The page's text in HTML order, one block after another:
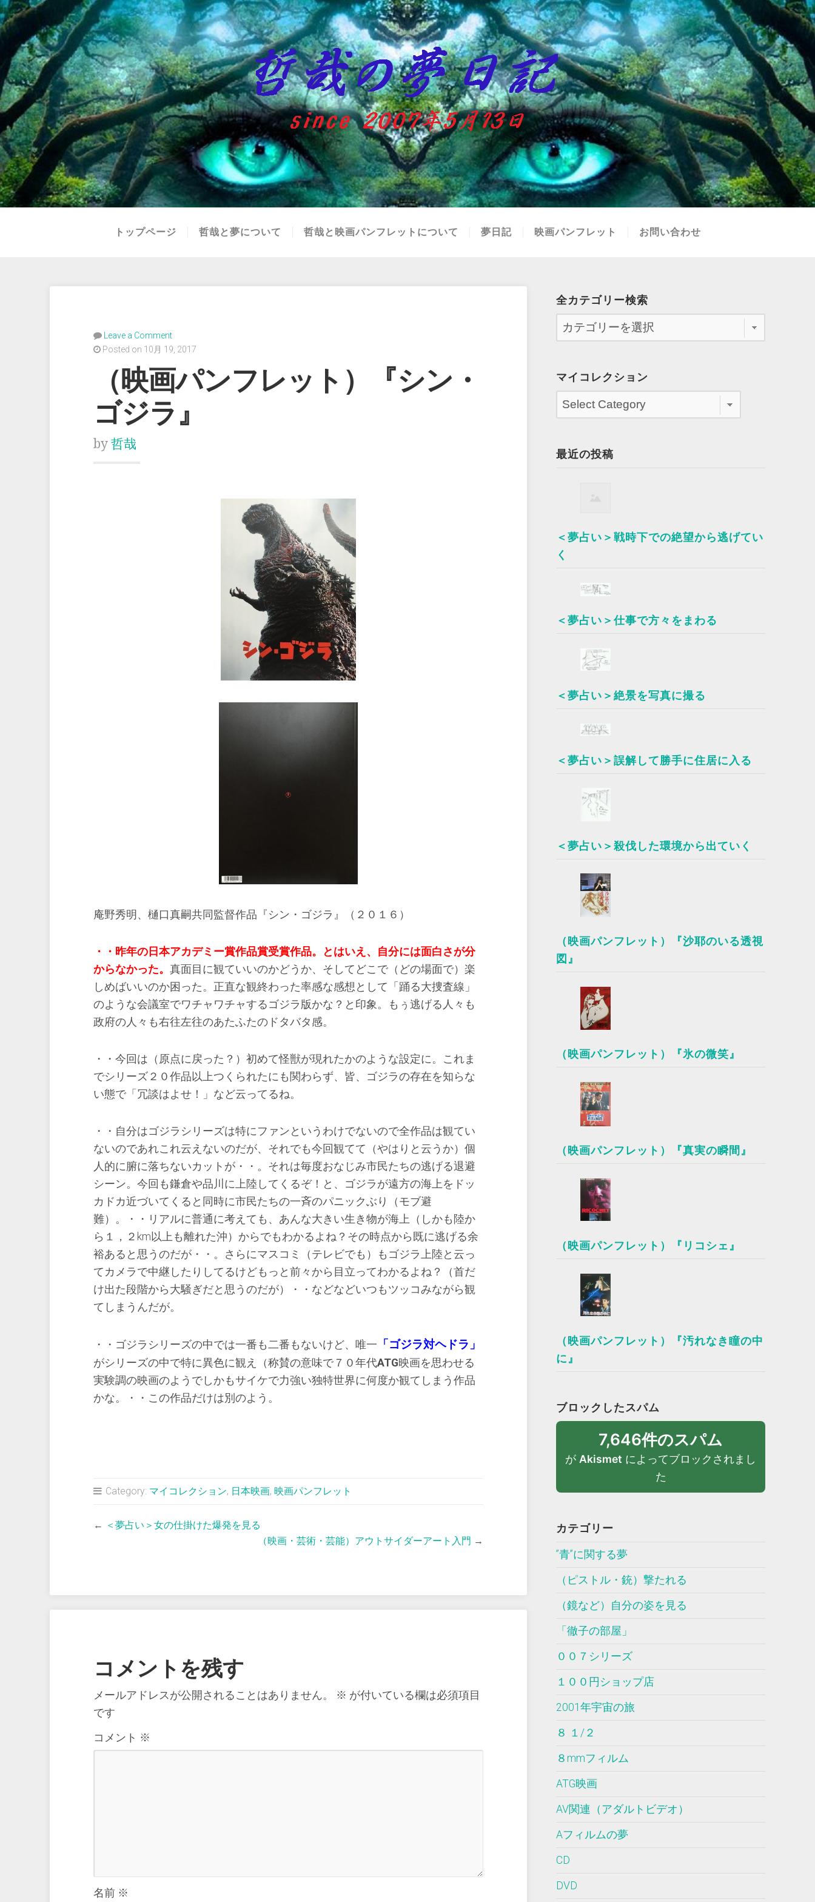
トップページ 哲哉と夢について 哲哉と映画パンフレットについて 夢日記 映画パンフレット お問い合わせ
Leave a Comment
Posted on 10月 19, 2017
（映画パンフレット）『シン・
ゴジラ』
by 哲哉
庵野秀明、樋口真嗣共同監督作品『シン・ゴジラ』（２０１６）
・・昨年の日本アカデミー賞作品賞受賞作品。とはいえ、自分には面白さが分
からなかった。 真面目に観ていいのかどうか、そしてどこで（どの場面で）楽
しめばいいのか困った。正直な観終わった率感な感想として「踊る大捜査線」
のような会議室でワチャワチャするゴジラ版かな？と印象。もぅ逃げる人々も
政府の人々も右往左往のあたふたのドタバタ感。
・・今回は（原点に戻った？）初めて怪獣が現れたかのような設定に。これま
でシリーズ２０作品以上つくられたにも関わらず、皆、ゴジラの存在を知らな
い態で「冗談はよせ！」など云ってるね。
・・自分はゴジラシリーズは特にファンというわけでないので全作品は観てい
ないのであれこれ云えないのだが、それでも今回観てて（やはりと云うか）個
人的に腑に落ちないカットが・・。それは毎度おなじみ市民たちの逃げる退避
シーン。今回も鎌倉や品川に上陸してくるぞ！と、ゴジラが遠方の海上をドッ
カドカ近づいてくると同時に市民たちの一斉のパニックぶり（モブ避
難）。・・リアルに普通に考えても、あんな大きい生き物が海上（しかも陸か
ら１，２km以上も離れた沖）からでもわかるよね？その時点から既に逃げる余
裕あると思うのだが・・。さらにマスコミ（テレビでも）もゴジラ上陸と云っ
てカメラで中継したりしてるけどもっと前々から目立ってわかるよね？（首だ
け出た段階から大騒ぎだと思うのだが）・・などなどいつもツッコみながら観
てしまうんだが。
・・ゴジラシリーズの中では一番も二番もないけど、唯一 「ゴジラ対ヘドラ」
がシリーズの中で特に異色に観え（称賛の意味で７０年代ATG映画を思わせる
実験調の映画のようでしかもサイケで力強い独特世界に何度か観てしまう作品
かな。・・この作品だけは別のよう。
Category: マイコレクション, 日本映画, 映画パンフレット
← ＜夢占い＞女の仕掛けた爆発を見る
（映画・芸術・芸能）アウトサイダーアート入門 →
コメントを残す
メールアドレスが公開されることはありません。 ※ が付いている欄は必須項目
です
コメント ※
名前 ※
全カテゴリー検索
マイコレクション
最近の投稿
＜夢占い＞戦時下での絶望から逃げてい
く
＜夢占い＞仕事で方々をまわる
＜夢占い＞絶景を写真に撮る
＜夢占い＞誤解して勝手に住居に入る
＜夢占い＞殺伐した環境から出ていく
（映画パンフレット）『沙耶のいる透視
図』
（映画パンフレット）『氷の微笑』
（映画パンフレット）『真実の瞬間』
（映画パンフレット）『リコシェ』
（映画パンフレット）『汚れなき瞳の中
に』
ブロックしたスパム
7,646件のスパム
が Akismet によってブロックされまし
た
カテゴリー
”青”に関する夢
（ピストル・銃）撃たれる
（鏡など）自分の姿を見る
「徹子の部屋」
００７シリーズ
１００円ショップ店
2001年宇宙の旅
８ １/２
８mmフィルム
ATG映画
AV関連（アダルトビデオ）
Aフィルムの夢
CD
DVD